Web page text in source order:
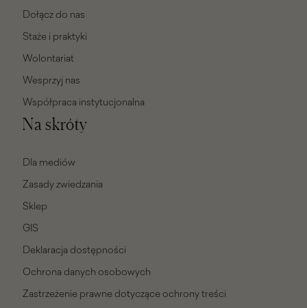
Dołącz do nas
Staże i praktyki
Wolontariat
Wesprzyj nas
Współpraca instytucjonalna
Na skróty
Dla mediów
Zasady zwiedzania
Sklep
GIS
Deklaracja dostępności
Ochrona danych osobowych
Zastrzeżenie prawne dotyczące ochrony treści